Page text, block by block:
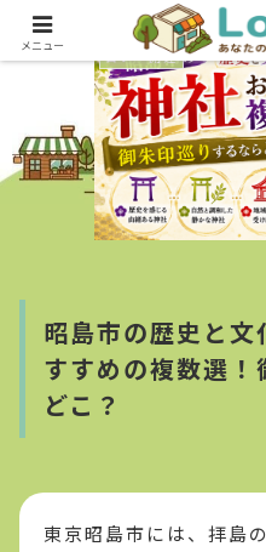
昭島市の歴史と
すすめの複数選！
どこ？
占い・開運
東京昭島市には、拝島の
メニュー